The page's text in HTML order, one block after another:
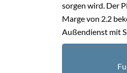
sorgen wird. Der
Marge von 2.2
Außendienst mit